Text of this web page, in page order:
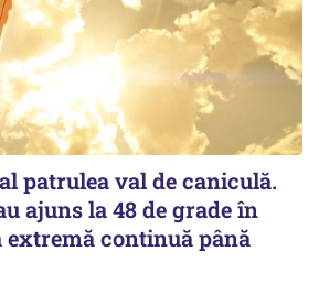
patrulea val de caniculă.
ajuns la 48 de grade în
extremă continuă până